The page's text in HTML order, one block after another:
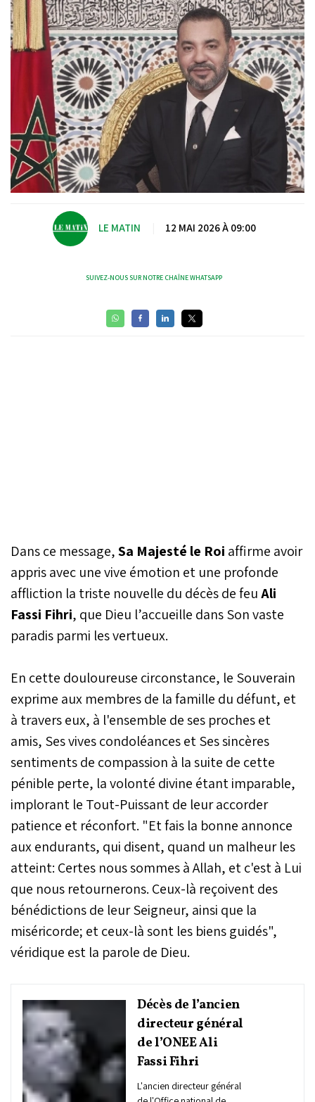
LE MATIN 12 MAI 2026 À 09:00
SUIVEZ-NOUS SUR NOTRE CHAÎNE WHATSAPP
Dans ce message,Sa Majesté le Roi affirme avoir
appris avec une vive émotion et une profonde
affliction la triste nouvelle du décès de feuAli
Fassi Fihri, que Dieu l’accueille dans Son vaste
paradis parmi les vertueux.
En cette douloureuse circonstance, le Souverain
exprime aux membres de la famille du défunt, et
à travers eux, à l'ensemble de ses proches et
amis, Ses vives condoléances et Ses sincères
sentiments de compassion à la suite de cette
pénible perte, la volonté divine étant imparable,
implorant le Tout-Puissant de leur accorder
patience et réconfort. "Et fais la bonne annonce
aux endurants, qui disent, quand un malheur les
atteint: Certes nous sommes à Allah, et c'est à Lui
que nous retournerons. Ceux-là reçoivent des
bénédictions de leur Seigneur, ainsi que la
miséricorde; et ceux-là sont les biens guidés",
véridique est la parole de Dieu.
Décès de l’ancien
directeur général
de l’ONEE Ali
Fassi Fihri
L'ancien directeur général